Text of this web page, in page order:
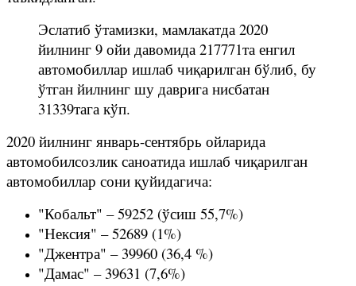
Эслатиб ўтамизки, мамлакатда 2020
йилнинг 9 ойи давомида 217771та енгил
автомобиллар ишлаб чиқарилган бўлиб, бу
ўтган йилнинг шу даврига нисбатан
31339тага кўп.
2020 йилнинг январь-сентябрь ойларида
автомобилсозлик саноатида ишлаб чиқарилган
автомобиллар сони қуйидагича:
"Кобальт" – 59252 (ўсиш 55,7%)
"Нексия" – 52689 (1%)
"Джентра" – 39960 (36,4 %)
"Дамас" – 39631 (7,6%)